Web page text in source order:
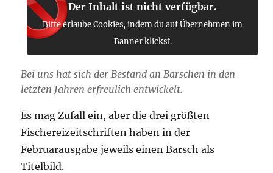
Der Inhalt ist nicht verfügbar.
Bitte erlaube Cookies, indem du auf Übernehmen im
Banner klickst.
Bei uns hat sich der Bestand an Barschen in den
letzten Jahren erfreulich entwickelt.
Es mag Zufall ein, aber die drei größten
Fischereizeitschriften haben in der
Februarausgabe jeweils einen Barsch als
Titelbild.